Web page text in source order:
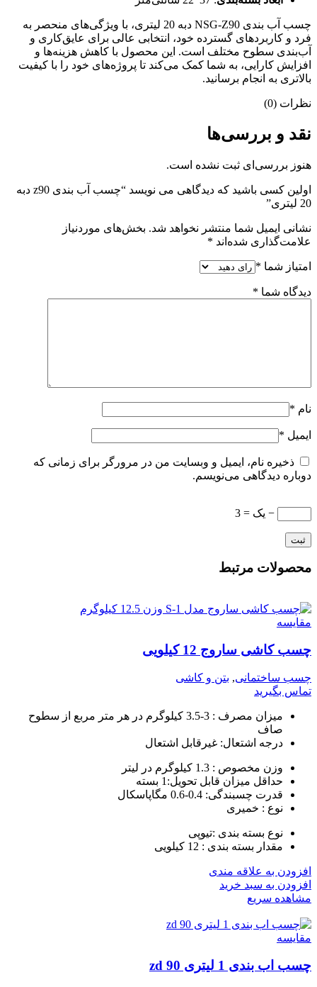
چسب آب بندی NSG-Z90 دبه 20 لیتری، با ویژگی‌های منحصر به
فرد و کاربردهای گسترده خود، انتخابی عالی برای عایق‌کاری و
آب‌بندی سطوح مختلف است. این محصول با کاهش هزینه‌ها و
افزایش کارایی، به شما کمک می‌کند تا پروژه‌های خود را با کیفیت
بالاتری به انجام برسانید.
نظرات (0)
نقد و بررسی‌ها
هنوز بررسی‌ای ثبت نشده است.
اولین کسی باشید که دیدگاهی می نویسد “چسب آب بندی z90 دبه
20 لیتری”
نشانی ایمیل شما منتشر نخواهد شد. بخش‌های موردنیاز
علامت‌گذاری شده‌اند *
امتیاز شما *
دیدگاه شما *
نام *
ایمیل *
ذخیره نام، ایمیل و وبسایت من در مرورگر برای زمانی که
دوباره دیدگاهی می‌نویسم.
− یک = 3
محصولات مرتبط
مقایسه
چسب کاشی ساروج 12 کیلویی
چسب ساختمانی, بتن و کاشی
تماس بگیرید
میزان مصرف : 3-3.5 کیلوگرم در هر متر مربع از سطوح
صاف
درجه اشتعال: غیرقابل اشتعال
وزن مخصوص : 1.3 کیلوگرم در لیتر
حداقل میزان قابل تحویل:1 بسته
قدرت چسبندگی: 0.4-0.6 مگاپاسکال
نوع : خمیری
نوع بسته بندی :تیوپی
مقدار بسته بندی : 12 کیلویی
افزودن به علاقه مندی
افزودن به سبد خرید
مشاهده سریع
مقایسه
چسب اب بندی 1 لیتری zd 90